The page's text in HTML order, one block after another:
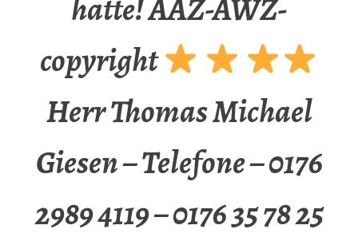
hatte! AAZ-AWZ-
copyright
Herr Thomas Michael
Giesen – Telefone – 0176
2989 4119 – 0176 35 78 25